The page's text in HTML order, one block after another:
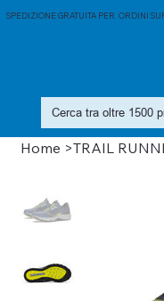
SPEDIZIONE GRATUITA PER ORDINI
Home >TRAIL